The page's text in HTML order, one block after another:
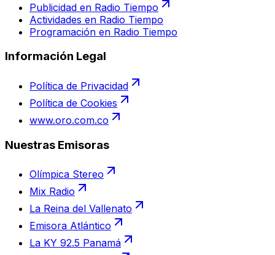
Publicidad en Radio Tiempo
Actividades en Radio Tiempo
Programación en Radio Tiempo
Información Legal
Política de Privacidad
Política de Cookies
www.oro.com.co
Nuestras Emisoras
Olímpica Stereo
Mix Radio
La Reina del Vallenato
Emisora Atlántico
La KY 92.5 Panamá